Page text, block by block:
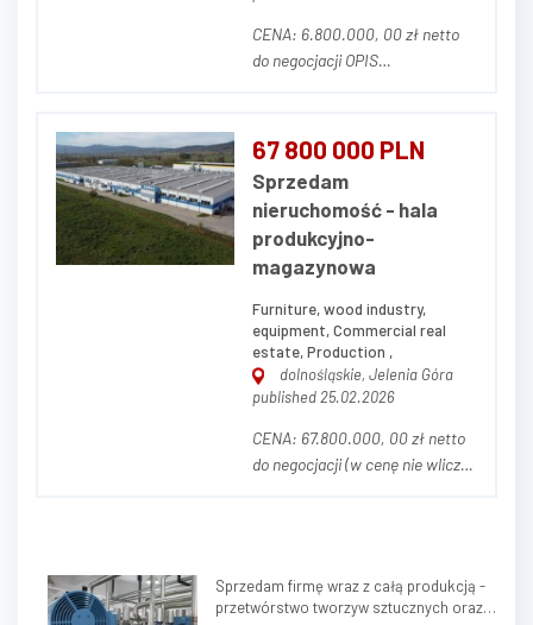
CENA: 6.800.000, 00 zł netto
do negocjacji OPIS
gruntowa zabudowana
składająca się z trzech działek
ewidencyjnych o numerach 72/1,
72/2, 80,6 o łącznej powierzchni
5,7030 ha, położnych w J...
67 800 000 PLN
Sprzedam
nieruchomość - hala
produkcyjno-
magazynowa
Furniture, wood industry,
equipment, Commercial real
estate, Production ,
dolnośląskie, Jelenia Góra
published 25.02.2026
CENA: 67.800.000, 00 zł netto
do negocjacji (w cenę nie wlicza
zorganizowany kompleks
Sprzedam firmę wraz z całą produkcją -
przetwórstwo tworzyw sztucznych oraz